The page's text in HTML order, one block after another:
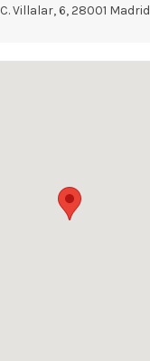
C. Villalar, 6, 28001 Madrid